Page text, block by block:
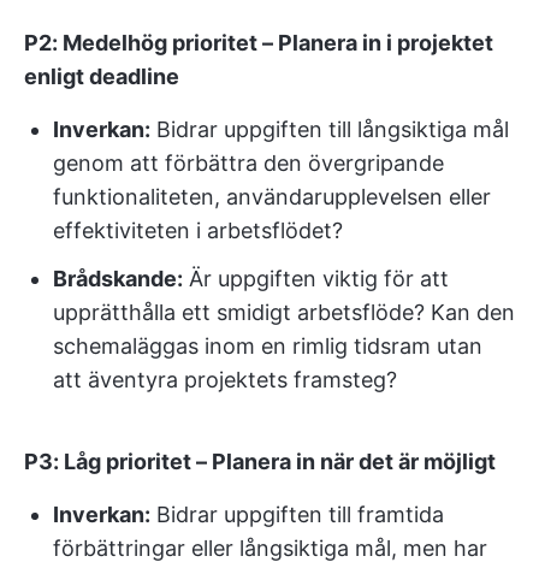
P2: Medelhög prioritet – Planera in i projektet
enligt deadline
Inverkan: Bidrar uppgiften till långsiktiga mål
genom att förbättra den övergripande
funktionaliteten, användarupplevelsen eller
effektiviteten i arbetsflödet?
Brådskande: Är uppgiften viktig för att
upprätthålla ett smidigt arbetsflöde? Kan den
schemaläggas inom en rimlig tidsram utan
att äventyra projektets framsteg?
P3: Låg prioritet – Planera in när det är möjligt
Inverkan: Bidrar uppgiften till framtida
förbättringar eller långsiktiga mål, men har